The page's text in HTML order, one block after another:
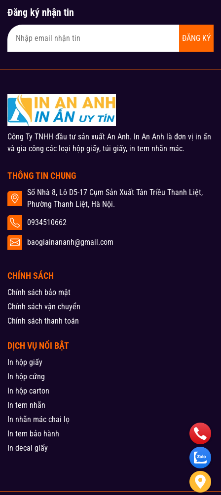
Đăng ký nhận tin
ĐĂNG KÝ
Công Ty TNHH đầu tư sản xuất An Anh. In An Anh là đơn vị in ấn
và gia công các loại hộp giấy, túi giấy, in tem nhãn mác.
THÔNG TIN CHUNG
Số Nhà 8, Lô D5-17 Cụm Sản Xuất Tân Triều Thanh Liệt,
Phường Thanh Liệt, Hà Nội.
0934510662
baogiainananh@gmail.com
CHÍNH SÁCH
Chính sách bảo mật
Chính sách vận chuyển
Chính sách thanh toán
DỊCH VỤ NỔI BẬT
In hộp giấy
In hộp cứng
In hộp carton
In tem nhãn
In nhãn mác chai lọ
In tem bảo hành
In decal giấy